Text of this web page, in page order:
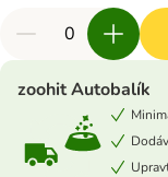
zoohit Autobalík